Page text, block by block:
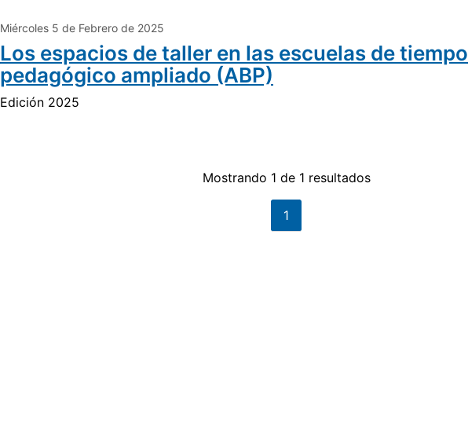
Miércoles 5 de Febrero de 2025
Los espacios de taller en las escuelas de tiempo
pedagógico ampliado (ABP)
Edición 2025
Mostrando 1 de 1 resultados
1